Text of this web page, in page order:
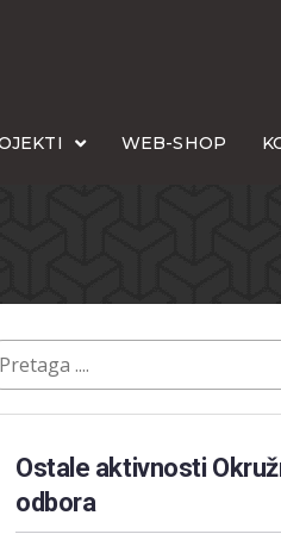
WEB-SHOP
Ostale aktivnosti
odbora​